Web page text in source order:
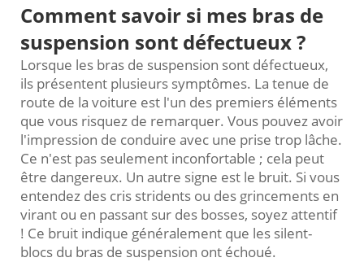
Comment savoir si mes bras de
suspension sont défectueux ?
Lorsque les bras de suspension sont défectueux,
ils présentent plusieurs symptômes. La tenue de
route de la voiture est l'un des premiers éléments
que vous risquez de remarquer. Vous pouvez avoir
l'impression de conduire avec une prise trop lâche.
Ce n'est pas seulement inconfortable ; cela peut
être dangereux. Un autre signe est le bruit. Si vous
entendez des cris stridents ou des grincements en
virant ou en passant sur des bosses, soyez attentif
! Ce bruit indique généralement que les silent-
blocs du bras de suspension ont échoué.